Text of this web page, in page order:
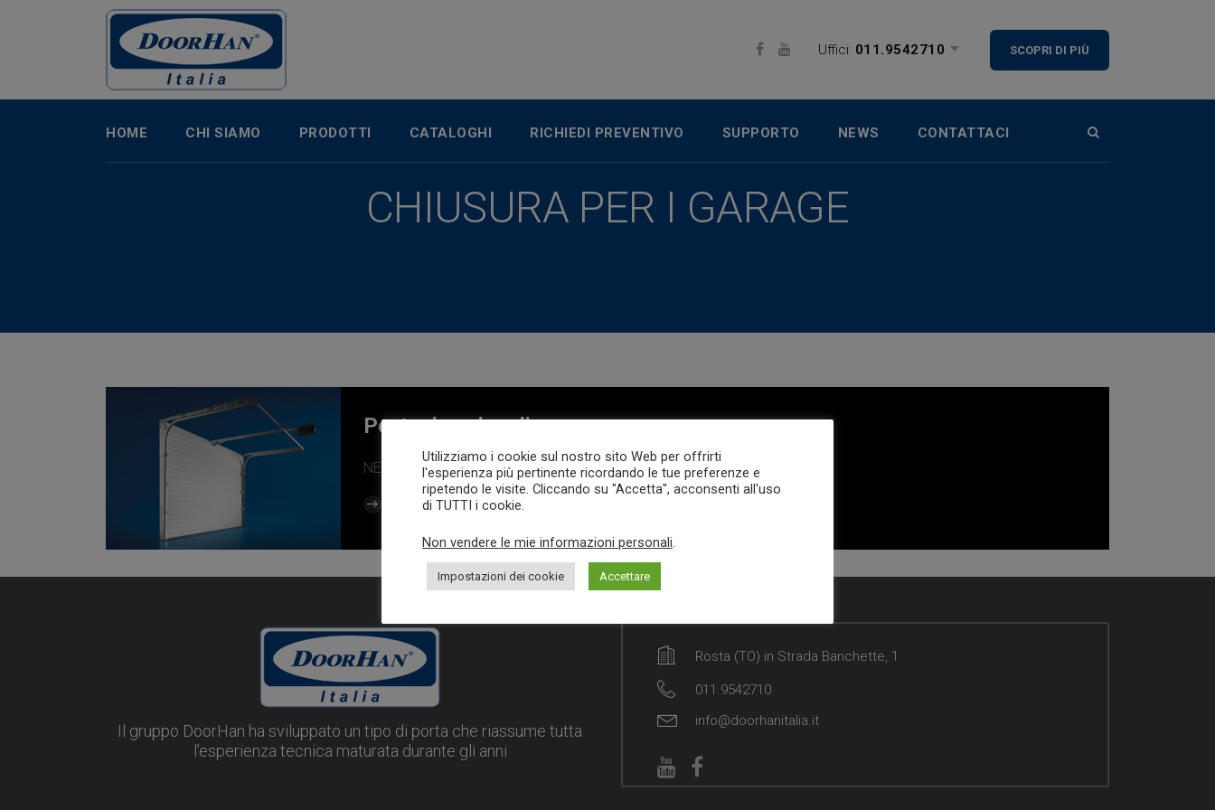
Uffici: 011.9542710 SCOPRI DI PIÙ
HOME CHI SIAMO PRODOTTI CATALOGHI RICHIEDI PREVENTIVO SUPPORTO NEWS CONTATTACI
CHIUSURA PER I GARAGE
Portoni sezionali
NEWS
Read more
Il gruppo DoorHan ha sviluppato un tipo di porta che riassume tutta
l’esperienza tecnica maturata durante gli anni
Rosta (TO) in Strada Banchette, 1
011.9542710
info@doorhanitalia.it
Utilizziamo i cookie sul nostro sito Web per offrirti
l'esperienza più pertinente ricordando le tue preferenze e
ripetendo le visite. Cliccando su "Accetta", acconsenti all'uso
di TUTTI i cookie.
Non vendere le mie informazioni personali.
Impostazioni dei cookie Accettare